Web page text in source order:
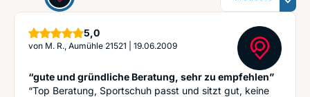
5,0Sterne
von M. R., Aumühle 21521 19.06.2009
“gute und gründliche Beratung, sehr zu empfehlen”
“Top Beratung, Sportschuh passt und sitzt gut, keine